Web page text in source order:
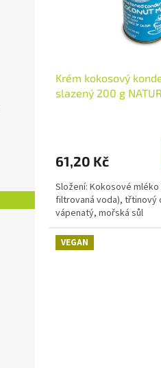
Krém kokosový
slazený 200 g
61,20 Kč
Složení: Kokosové
filtrovaná voda), třtinový
vápenatý, mořská sůl
VEGAN